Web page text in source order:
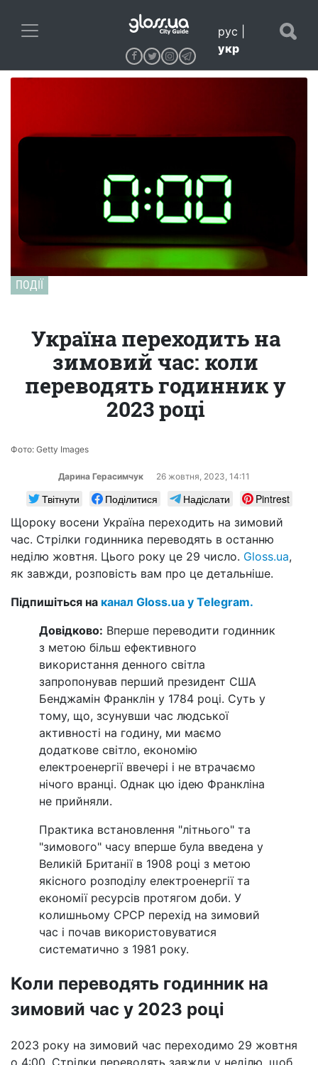
рус
укр
ПОДІЇ
Україна переходить на
зимовий час: коли
переводять годинник у
2023 році
Фото: Getty Images
Дарина Герасимчук 26 жовтня, 2023, 14:11
Твітнути Поділитися Надіслати
Pintrest
Щороку восени Україна переходить на зимовий
час. Стрілки годинника переводять в останню
неділю жовтня. Цього року це 29 число. Gloss.ua,
як завжди, розповість вам про це детальніше.
Підпишіться на канал Gloss.ua у Telegram.
Довідково: Вперше переводити годинник
з метою більш ефективного
використання денного світла
запропонував перший президент США
Бенджамін Франклін у 1784 році. Суть у
тому, що, зсунувши час людської
активності на годину, ми маємо
додаткове світло, економію
електроенергії ввечері і не втрачаємо
нічого вранці. Однак цю ідею Франкліна
не прийняли.
Практика встановлення "літнього" та
"зимового" часу вперше була введена у
Великій Британії в 1908 році з метою
якісного розподілу електроенергії та
економії ресурсів протягом доби. У
колишньому СРСР перехід на зимовий
час і почав використовуватися
систематично з 1981 року.
Коли переводять годинник на
зимовий час у 2023 році
2023 року на зимовий час переходимо 29 жовтня